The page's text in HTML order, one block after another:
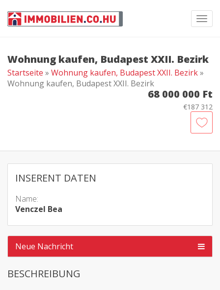
Wohnung kaufen, Budapest XXII. Bezirk
Startseite » Wohnung kaufen, Budapest XXII. Bezirk»
Wohnung kaufen, Budapest XXII. Bezirk
68 000 000 Ft
€187 312
INSERENT DATEN
Name:
Venczel Bea
Neue Nachricht
BESCHREIBUNG